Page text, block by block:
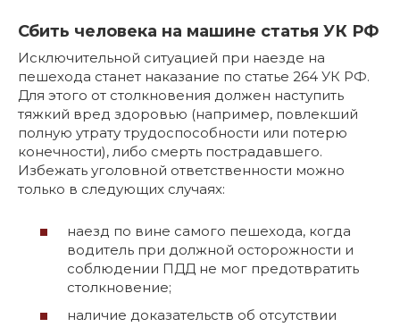
Сбить человека на машине статья УК РФ
Исключительной ситуацией при наезде на
пешехода станет наказание по статье 264 УК РФ.
Для этого от столкновения должен наступить
тяжкий вред здоровью (например, повлекший
полную утрату трудоспособности или потерю
конечности), либо смерть пострадавшего.
Избежать уголовной ответственности можно
только в следующих случаях:
наезд по вине самого пешехода, когда
водитель при должной осторожности и
соблюдении ПДД не мог предотвратить
столкновение;
наличие доказательств об отсутствии